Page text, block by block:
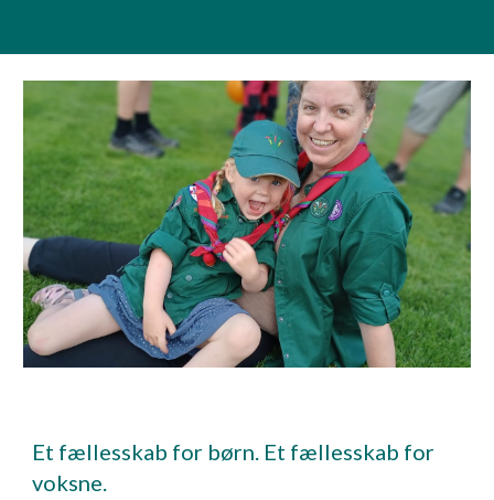
Et fællesskab for børn. Et fællesskab for
voksne.